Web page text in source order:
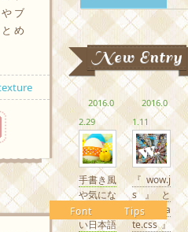
ブ
め
つづきを読む
New Entry
2016.0
2.29
Font
手書き風
や気にな
るかわい
い日本語
2016.0
1.11
Tips
『wow.j
s』と
『Anima
te.css』